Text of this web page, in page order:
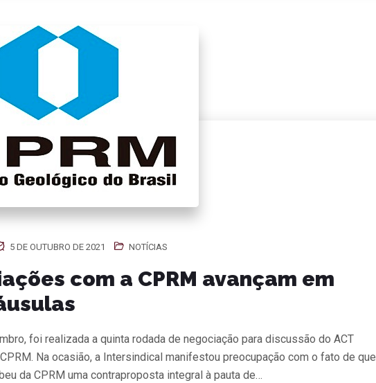
5 DE OUTUBRO DE 2021 NOTÍCIAS
com a CPRM avançam em
foi realizada a quinta rodada de negociação para discussão do ACT
Na ocasião, a Intersindical manifestou preocupação com o fato de que
da CPRM uma contraproposta integral à pauta de…